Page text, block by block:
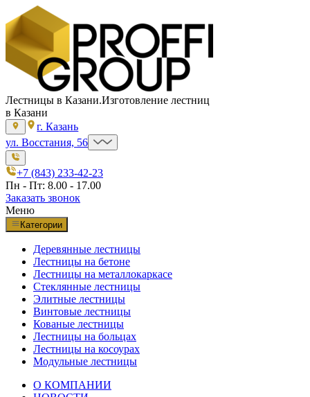
Лестницы в Казани.Изготовление лестниц
в Казани
г. Казань
ул. Восстания, 56
+7 (843) 233-42-23
Пн - Пт: 8.00 - 17.00
Заказать звонок
Меню
Категории
Деревянные лестницы
Лестницы на бетоне
Лестницы на металлокаркасе
Стеклянные лестницы
Элитные лестницы
Винтовые лестницы
Кованые лестницы
Лестницы на больцах
Лестницы на косоурах
Модульные лестницы
О КОМПАНИИ